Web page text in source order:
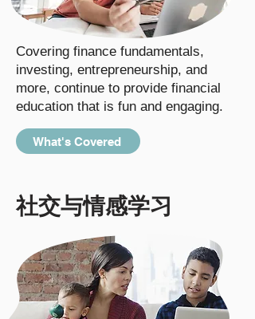
Covering finance fundamentals,
investing, entrepreneurship, and
more, continue to provide financial
education that is fun and engaging.
What's Covered
社交与情感学习